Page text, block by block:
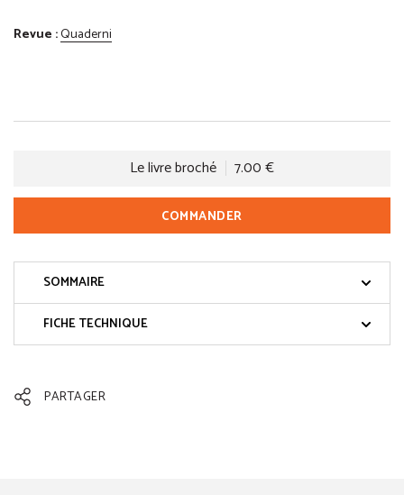
Revue :Quaderni
Le livre broché 7.00 €
COMMANDER
SOMMAIRE
FICHE TECHNIQUE
PARTAGER